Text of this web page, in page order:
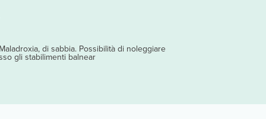
di sabbia. Possibilità di noleggiare
gli stabilimenti balnear